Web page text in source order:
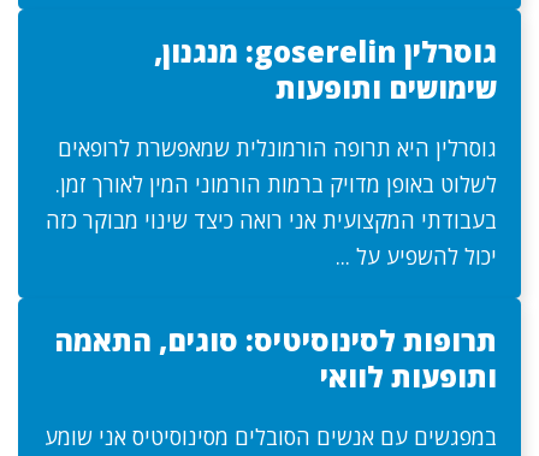
גוסרלין goserelin: מנגנון,
שימושים ותופעות
גוסרלין היא תרופה הורמונלית שמאפשרת לרופאים
לשלוט באופן מדויק ברמות הורמוני המין לאורך זמן.
בעבודתי המקצועית אני רואה כיצד שינוי מבוקר כזה
יכול להשפיע על ...
תרופות לסינוסיטיס: סוגים, התאמה
ותופעות לוואי
במפגשים עם אנשים הסובלים מסינוסיטיס אני שומע